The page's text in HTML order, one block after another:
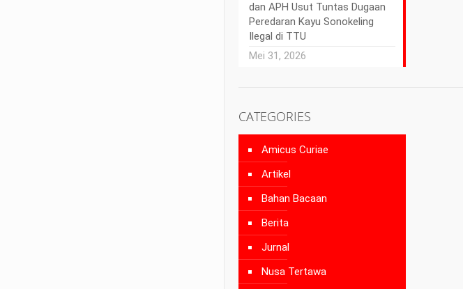
dan APH Usut Tuntas Dugaan
Peredaran Kayu Sonokeling
Ilegal di TTU
Mei 31, 2026
CATEGORIES
Amicus Curiae
Artikel
Bahan Bacaan
Berita
Jurnal
Nusa Tertawa